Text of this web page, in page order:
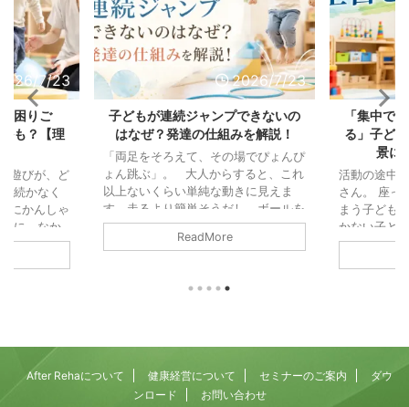
7/23
困りご
も？【理
遊びが、ど
続かなく
にかんしゃ
に、なか
除機の音
も、毎日の
ごとです。
は別々の相
2026/7/23
子どもが連続ジャンプできないの
はなぜ？発達の仕組みを解説！
「両足をそろえて、その場でぴょんぴ
ょん跳ぶ」。 大人からすると、これ
以上ないくらい単純な動きに見えま
す。走るより簡単そうだし、ボールを
投げるより地味な動きと思われ鵜かも
しれません。 また「これができない
ん。 でも、運動の仕組みから見る
度でかみ合ってはじめて成立する動き
中でカラダを保つ ...
ReadMore
「集中で
る」子ど
景に
活動の途中
さん。 座っ
まう子ども
かない子ど
「注意」と
そうになる
乗っていま
After Rehaについて 健康経営について セミナーのご案内
ダウ
ンロード
お問い合わせ